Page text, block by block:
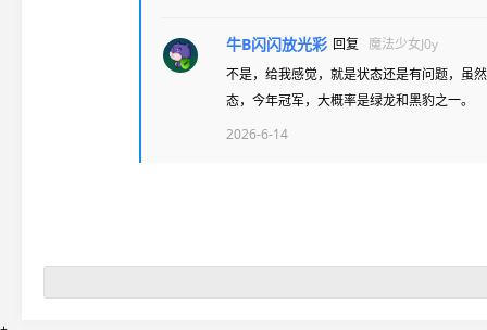
牛B闪闪放光彩 回复 魔法少女J0y
不是，给我感觉，就是状态还是有问题，虽
态，今年冠军，大概率是绿龙和黑豹之一。
2026-6-14